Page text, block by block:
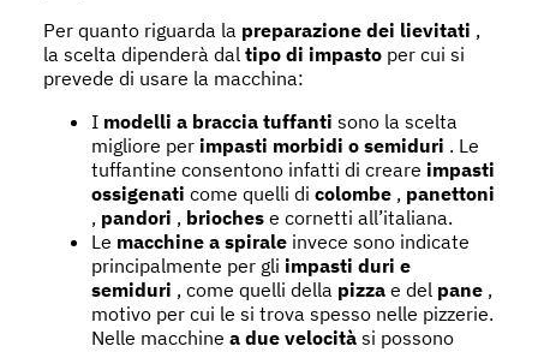
Per quanto riguarda la preparazione dei lievitati ,
la scelta dipenderà dal tipo di impasto per cui si
prevede di usare la macchina:
I modelli a braccia tuffanti sono la scelta
migliore per impasti morbidi o semiduri . Le
tuffantine consentono infatti di creare impasti
ossigenati come quelli di colombe , panettoni
, pandori , brioches e cornetti all’italiana.
Le macchine a spirale invece sono indicate
principalmente per gli impasti duri e
semiduri , come quelli della pizza e del pane ,
motivo per cui le si trova spesso nelle pizzerie.
Nelle macchine a due velocità si possono